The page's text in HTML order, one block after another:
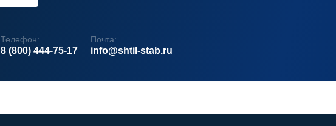
Телефон:
8 (800) 444-75-17
Почта:
info@shtil-stab.ru